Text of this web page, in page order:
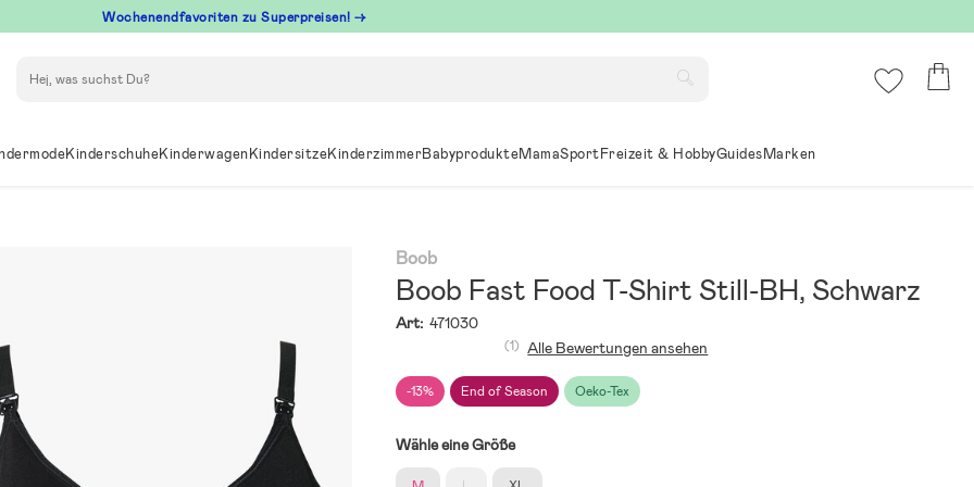
Wochenendfavoriten zu Superpreisen! →
KinderschuheKinderwagenKindersitzeKinderzimmerBabyprodukteMamaSportFreizeit & HobbyGuidesMarken
Boob
Boob Fast Food T-Shirt Still-BH, Schwarz
Art: 471030
-13% End of Season Oeko-Tex
(1) Alle Bewertungen ansehen
Wähle eine Größe